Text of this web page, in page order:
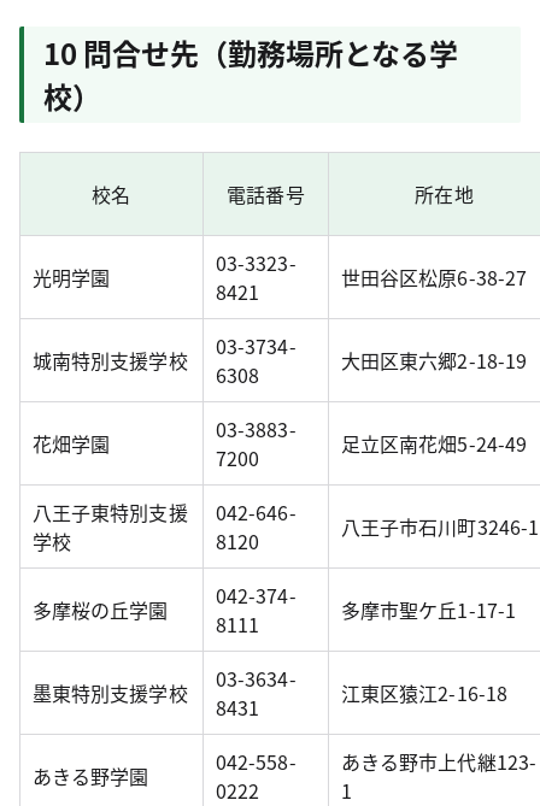
10 問合せ先（勤務場所となる学
校）
校名 電話番号 所在地
光明学園
03-3323-
8421
世田谷区松原6-38-27
城南特別支援学校
03-3734-
6308
大田区東六郷2-18-19
花畑学園
03-3883-
7200
足立区南花畑5-24-49
八王子東特別支援
学校
042-646-
8120
八王子市石川町3246-1
多摩桜の丘学園
042-374-
8111
多摩市聖ケ丘1-17-1
墨東特別支援学校
03-3634-
8431
江東区猿江2-16-18
あきる野学園
042-558-
0222
あきる野市上代継123-
1